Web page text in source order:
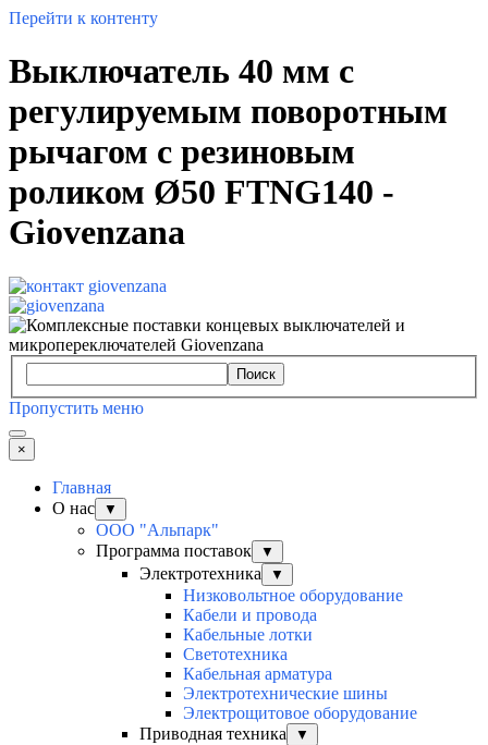
Перейти к контенту
Выключатель 40 мм с
регулируемым поворотным
рычагом с резиновым
роликом Ø50 FTNG140 -
Giovenzana
Поиск
Пропустить меню
×
Главная
О нас
▼
ООО "Альпарк"
Программа поставок
▼
Электротехника ▼
Низковольтное оборудование
Кабели и провода
Кабельные лотки
Светотехника
Кабельная арматура
Электротехнические шины
Электрощитовое оборудование
Приводная техника
▼